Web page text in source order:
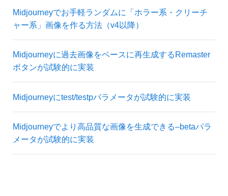
Midjourneyでお手軽ランダムに「ホラー系・クリーチ
ャー系」画像を作る方法（v4以降）
Midjourneyに過去画像をベースに再生成するRemaster
ボタンが試験的に実装
Midjourneyにtest/testpパラメータが試験的に実装
Midjourneyでより高品質な画像を生成できる–betaパラ
メータが試験的に実装